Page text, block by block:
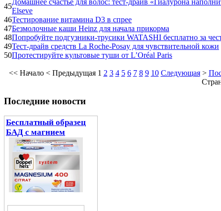
45
Elseve
46Тестирование витамина D3 в спрее
47Безмолочные каши Heinz для начала прикорма
48Попробуйте подгузники-трусики WATASHI бесплатно за
49Тест-драйв средств La Roche-Posay для чувствительной кожи
50Протестируйте культовые туши от L’Oréal Paris
<< Начало< Предыдущая 1 2 3 4 5 6 7 8 9 10 Следующая>
Последние новости
Бесплатный образец
БАД с магнием